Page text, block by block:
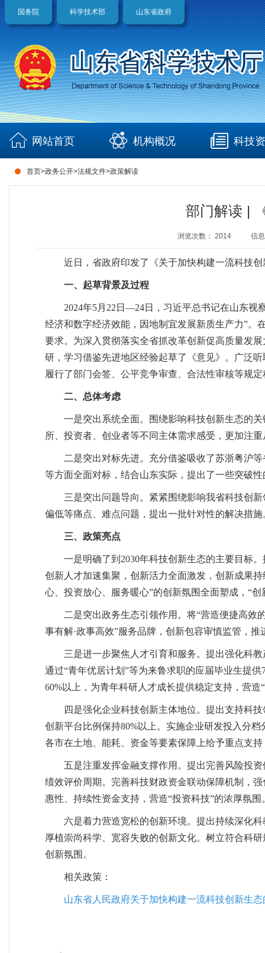
国务院 科学技术部 山东省政府
网站首页 机构概况 科技
首页>政务公开>法规文件>政策解读
部门解读 |
浏览次数： 2014 信
近日，省政府印发了《关于加快构建一流科技
一、起草背景及过程
2024年5月22日—24日，习近平总书记在山东视
经济和数字经济效能，因地制宜发展新质生产力”。
要求。为深入贯彻落实全省抓改革创新促高质量发
研，学习借鉴先进地区经验起草了《意见》。广泛
履行了部门会签、公平竞争审查、合法性审核等规
二、总体考虑
一是突出系统全面。围绕影响科技创新生态的
所、投资者、创业者等不同主体需求感受，更加注
二是突出对标先进。充分借鉴吸收了苏浙粤沪
等方面全面对标，结合山东实际，提出了一些突破
三是突出问题导向。紧紧围绕影响我省科技创
偏低等痛点、难点问题，提出一批针对性的解决措施
三、政策亮点
一是明确了到2030年科技创新生态的主要目标
创新人才加速集聚，创新活力全面激发，创新成果
心、投资放心、服务暖心”的创新氛围全面塑成，“
二是突出政务生态引领作用。将“营造便捷高效
事有解·政事高效”服务品牌，创新包容审慎监管，
三是进一步聚焦人才引育和服务。提出强化科
通过“青年优居计划”等为来鲁求职的应届毕业生提
60%以上，为青年科研人才成长提供稳定支持，营造
四是强化企业科技创新主体地位。提出支持科
创新平台比例保持80%以上。实施企业研发投入分
各市在土地、能耗、资金等要素保障上给予重点支
五是注重发挥金融支撑作用。提出完善风险投
绩效评价周期。完善科技财政资金联动保障机制，
惠性、持续性资金支持，营造“投资科技”的浓厚氛围
六是着力营造宽松的创新环境。提出持续深化
厚植崇尚科学、宽容失败的创新文化。树立符合科
创新氛围。
相关政策：
山东省人民政府关于加快构建一流科技创新生态